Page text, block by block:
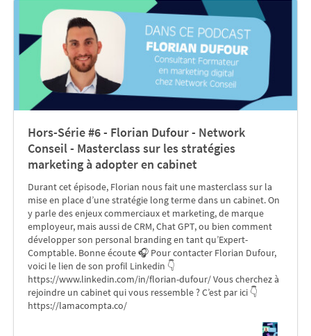
Hors-Série #6 - Florian Dufour - Network
Conseil - Masterclass sur les stratégies
marketing à adopter en cabinet
Durant cet épisode, Florian nous fait une masterclass sur la
mise en place d’une stratégie long terme dans un cabinet. On
y parle des enjeux commerciaux et marketing, de marque
employeur, mais aussi de CRM, Chat GPT, ou bien comment
développer son personal branding en tant qu’Expert-
Comptable. Bonne écoute 🎧 Pour contacter Florian Dufour,
voici le lien de son profil Linkedin 👇
https://www.linkedin.com/in/florian-dufour/ Vous cherchez à
rejoindre un cabinet qui vous ressemble ? C’est par ici 👇
https://lamacompta.co/